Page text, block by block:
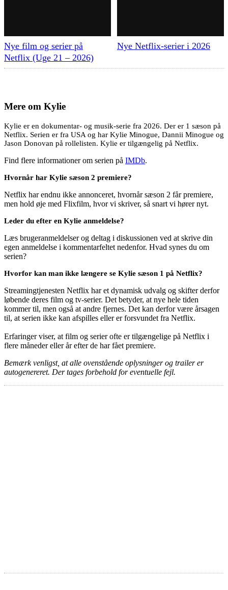
Nye film og serier på
Netflix (Uge 21 – 2026)
Nye Netflix-serier i 2026
Mere om Kylie
Kylie er en dokumentar- og musik-serie fra 2026. Der er 1 sæson på
Netflix. Serien er fra USA og har Kylie Minogue, Dannii Minogue og
Jason Donovan på rollelisten. Kylie er tilgængelig på Netflix.
Find flere informationer om serien på IMDb.
Hvornår har Kylie sæson 2 premiere?
Netflix har endnu ikke annonceret, hvornår sæson 2 får premiere,
men hold øje med Flixfilm, hvor vi skriver, så snart vi hører nyt.
Leder du efter en Kylie anmeldelse?
Læs brugeranmeldelser og deltag i diskussionen ved at skrive din
egen anmeldelse i kommentarfeltet nedenfor. Hvad synes du om
serien?
Hvorfor kan man ikke længere se Kylie sæson 1 på Netflix?
Streamingtjenesten Netflix har et dynamisk udvalg og skifter derfor
løbende deres film og tv-serier. Det betyder, at nye hele tiden
kommer til, men også at andre fjernes. Det kan derfor være årsagen
til, at serien ikke kan afspilles eller er forsvundet fra Netflix.
Erfaringer viser, at film og serier ofte er tilgængelige på Netflix i
flere måneder eller år efter de har fået premiere.
Bemærk venligst, at alle ovenstående oplysninger og trailer er
autogenereret. Der tages forbehold for eventuelle fejl.